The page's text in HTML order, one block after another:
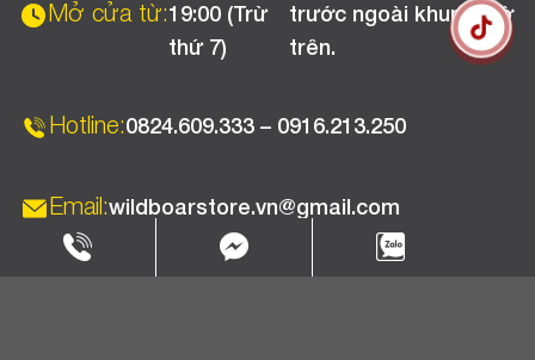
Mở cửa từ:19:00 (Trừ
thứ 7)
trước ngoài khung giờ
trên.
Hotline:0824.609.333 – 0916.213.250
Email:wildboarstore.vn@gmail.com